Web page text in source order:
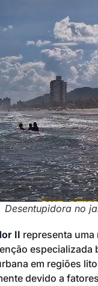
Desentupidora no
II representa
em regiões
devido a